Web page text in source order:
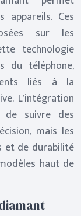
appareils. Ces
sur les
technologie
du téléphone,
liés à la
L’intégration
de suivre des
mais les
et de durabilité
haut de